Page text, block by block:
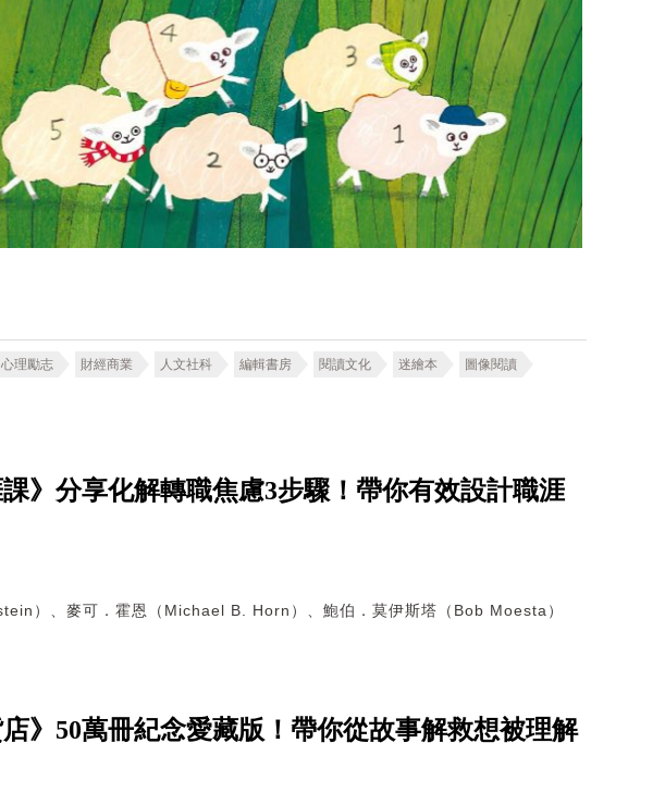
心理勵志 財經商業 人文社科 編輯書房 閱讀文化 迷繪本 圖像閱讀
課》分享化解轉職焦慮3步驟！帶你有效設計職涯
）、麥可．霍恩（Michael B. Horn）、鮑伯．莫伊斯塔（Bob Moesta）
》50萬冊紀念愛藏版！帶你從故事解救想被理解